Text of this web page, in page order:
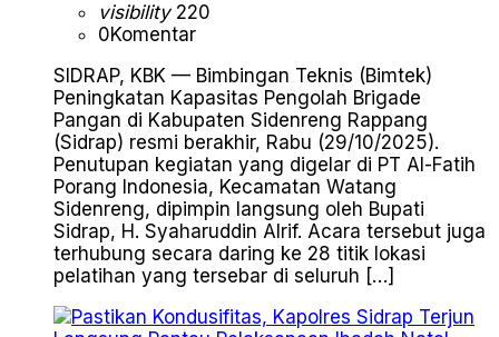
visibility220
0Komentar
SIDRAP, KBK — Bimbingan Teknis (Bimtek)
Peningkatan Kapasitas Pengolah Brigade
Pangan di Kabupaten Sidenreng Rappang
(Sidrap) resmi berakhir, Rabu (29/10/2025).
Penutupan kegiatan yang digelar di PT Al-Fatih
Porang Indonesia, Kecamatan Watang
Sidenreng, dipimpin langsung oleh Bupati
Sidrap, H. Syaharuddin Alrif. Acara tersebut juga
terhubung secara daring ke 28 titik lokasi
pelatihan yang tersebar di seluruh […]